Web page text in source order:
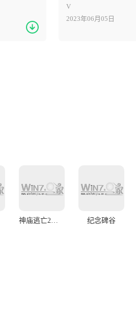
V
2023年06月05日
纪念碑谷